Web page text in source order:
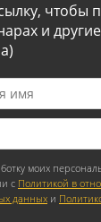
чтобы
и
моих
с Политикой в
данных и